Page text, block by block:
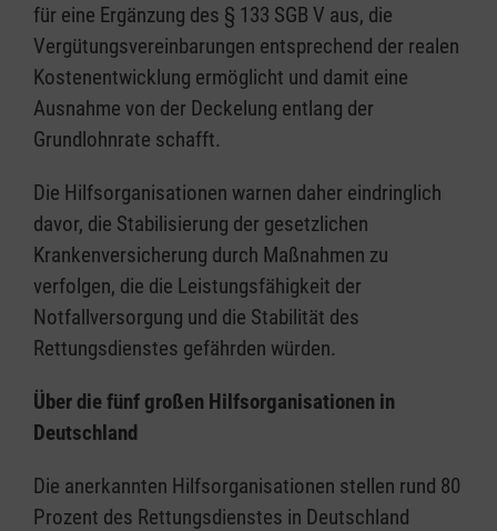
für eine Ergänzung des § 133 SGB V aus, die
Vergütungsvereinbarungen entsprechend der realen
Kostenentwicklung ermöglicht und damit eine
Ausnahme von der Deckelung entlang der
Grundlohnrate schafft.
Die Hilfsorganisationen warnen daher eindringlich
davor, die Stabilisierung der gesetzlichen
Krankenversicherung durch Maßnahmen zu
verfolgen, die die Leistungsfähigkeit der
Notfallversorgung und die Stabilität des
Rettungsdienstes gefährden würden.
Über die fünf großen Hilfsorganisationen in
Deutschland
Die anerkannten Hilfsorganisationen stellen rund 80
Prozent des Rettungsdienstes in Deutschland